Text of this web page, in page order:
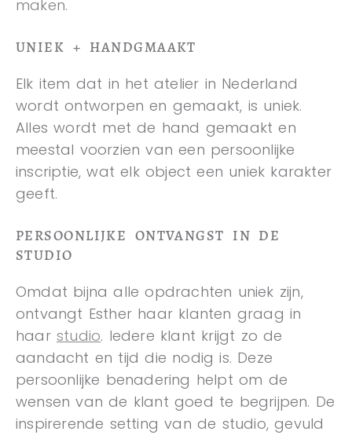
maken.
UNIEK + HANDGMAAKT
Elk item dat in het atelier in Nederland
wordt ontworpen en gemaakt, is uniek.
Alles wordt met de hand gemaakt en
meestal voorzien van een persoonlijke
inscriptie, wat elk object een uniek karakter
geeft.
PERSOONLIJKE ONTVANGST IN DE
STUDIO
Omdat bijna alle opdrachten uniek zijn,
ontvangt Esther haar klanten graag in
haar studio. Iedere klant krijgt zo de
aandacht en tijd die nodig is. Deze
persoonlijke benadering helpt om de
wensen van de klant goed te begrijpen. De
inspirerende setting van de studio, gevuld